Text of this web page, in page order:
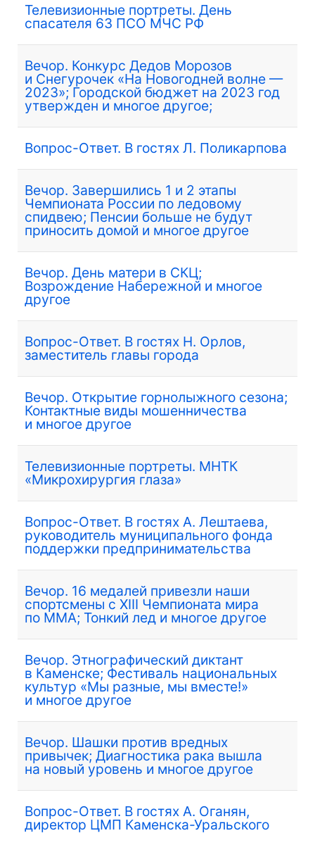
Телевизионные портреты. День
спасателя 63 ПСО МЧС РФ
Вечор. Конкурс Дедов Морозов
и Снегурочек «На Новогодней волне —
2023»; Городской бюджет на 2023 год
утвержден и многое другое;
Вопрос-Ответ. В гостях Л. Поликарпова
Вечор. Завершились 1 и 2 этапы
Чемпионата России по ледовому
спидвею; Пенсии больше не будут
приносить домой и многое другое
Вечор. День матери в СКЦ;
Возрождение Набережной и многое
другое
Вопрос-Ответ. В гостях Н. Орлов,
заместитель главы города
Вечор. Открытие горнолыжного сезона;
Контактные виды мошенничества
и многое другое
Телевизионные портреты. МНТК
«Микрохирургия глаза»
Вопрос-Ответ. В гостях А. Лештаева,
руководитель муниципального фонда
поддержки предпринимательства
Вечор. 16 медалей привезли наши
спортсмены с XIII Чемпионата мира
по ММА; Тонкий лед и многое другое
Вечор. Этнографический диктант
в Каменске; Фестиваль национальных
культур «Мы разные, мы вместе!»
и многое другое
Вечор. Шашки против вредных
привычек; Диагностика рака вышла
на новый уровень и многое другое
Вопрос-Ответ. В гостях А. Оганян,
директор ЦМП Каменска-Уральского